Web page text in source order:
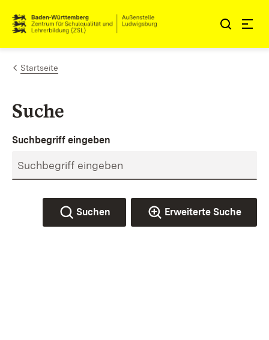
Zum Inhalt springen
Link zur Startseite
Startseite
Suche
Suchbegriff eingeben
Suchen Erweiterte Suche